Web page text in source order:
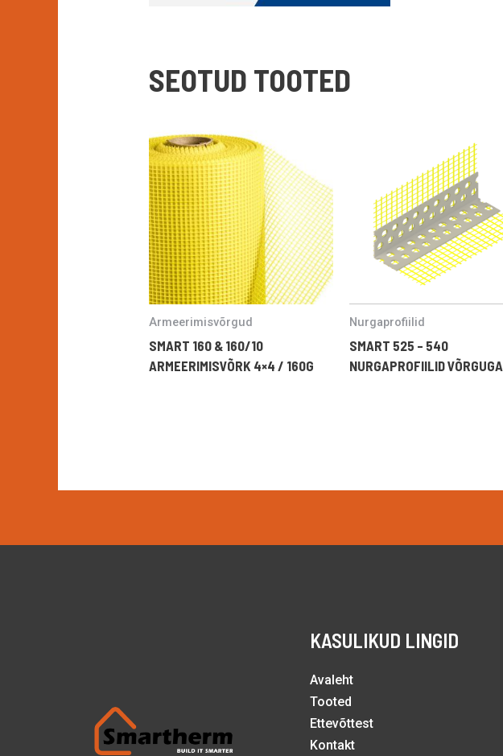
SEOTUD TOOTED
Armeerimisvõrgud
SMART 160 & 160/10
ARMEERIMISVÕRK 4×4 / 160G
Nurgaprofiilid
SMART 525 – 540
NURGAPROFIILID VÕRGUGA
KASULIKUD LINGID
Avaleht
Tooted
Ettevõttest
Kontakt